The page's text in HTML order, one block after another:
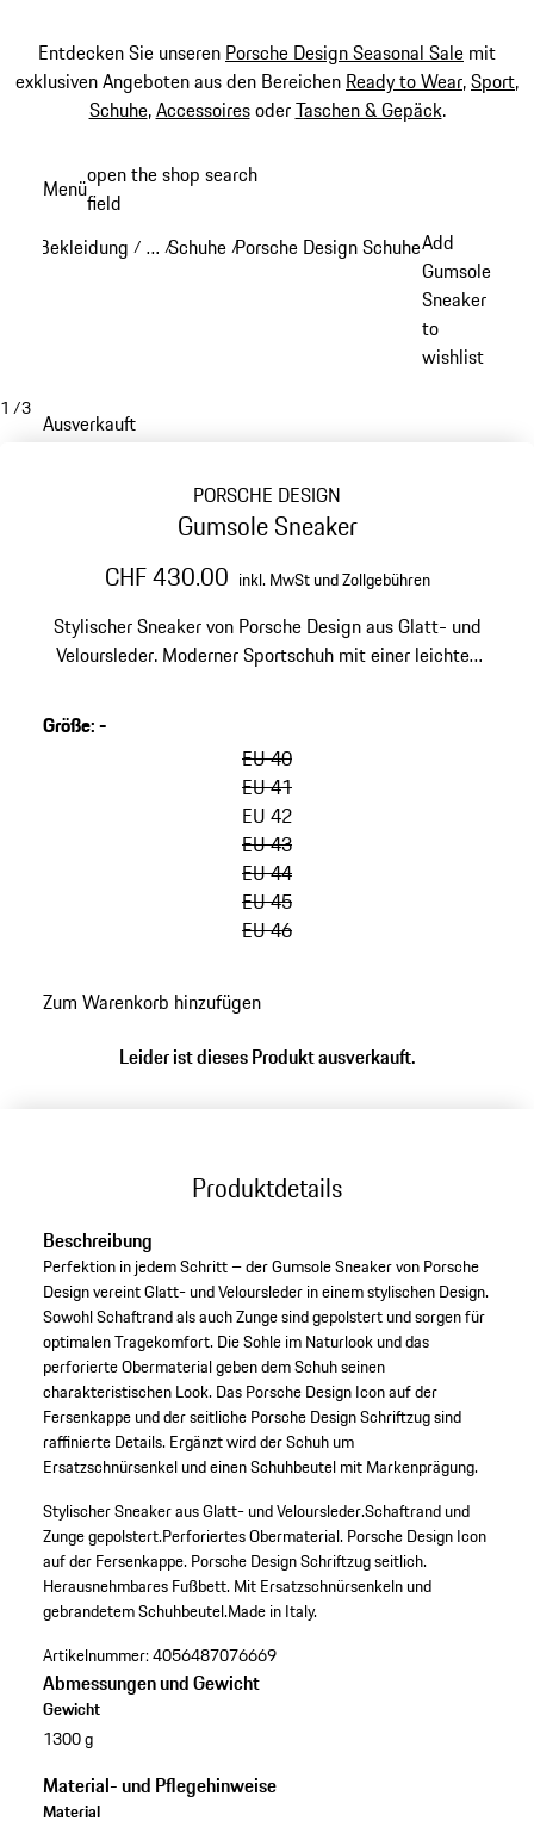
Entdecken Sie unseren Porsche Design Seasonal Sale mit
exklusiven Angeboten aus den Bereichen Ready to Wear,Sport,
Schuhe,AccessoiresoderTaschen & Gepäck.
Hauptinhalt
Menüopen the shop search
field
Bekleidung / …
Reveal collapsed breadcrumb items
/Schuhe /Porsche Design Schuhe/
Add
Gumsole
Sneaker
to
wishlist
1 /3
Ausverkauft
PORSCHE DESIGN
Gumsole Sneaker
CHF 430.00 inkl. MwSt und Zollgebühren
Stylischer Sneaker von Porsche Design aus Glatt- und
Veloursleder. Moderner Sportschuh mit einer leichten
Größe:-
EU 40
EU 41
EU 42
EU 43
EU 44
EU 45
EU 46
zu
Zum Warenkorb hinzufügen
Leider ist dieses Produkt ausverkauft.
Produktdetails
Beschreibung
Perfektion in jedem Schritt – der Gumsole Sneaker von Porsche
Design vereint Glatt- und Veloursleder in einem stylischen Design.
Sowohl Schaftrand als auch Zunge sind gepolstert und sorgen für
optimalen Tragekomfort. Die Sohle im Naturlook und das
perforierte Obermaterial geben dem Schuh seinen
charakteristischen Look. Das Porsche Design Icon auf der
Fersenkappe und der seitliche Porsche Design Schriftzug sind
raffinierte Details. Ergänzt wird der Schuh um
Ersatzschnürsenkel und einen Schuhbeutel mit Markenprägung.
Stylischer Sneaker aus Glatt- und Veloursleder.Schaftrand und
Zunge gepolstert.Perforiertes Obermaterial.Porsche Design Icon
auf der Fersenkappe.Porsche Design Schriftzug seitlich.
Herausnehmbares Fußbett.Mit Ersatzschnürsenkeln und
gebrandetem Schuhbeutel.Made in Italy.
Artikelnummer:4056487076669
Abmessungen und Gewicht
Gewicht
1300 g
Material- und Pflegehinweise
Material